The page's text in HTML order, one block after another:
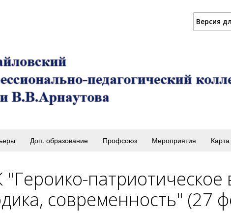
Версия
Доп. образование Профсоюз Мероприятия
патриотическое
современность" (27